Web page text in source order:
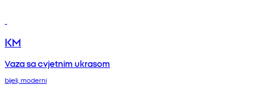
KM
Vaza sa cvjetnim ukrasom
bijeli, moderni